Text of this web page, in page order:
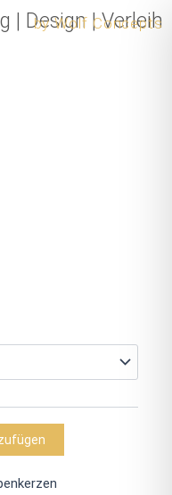
Design| Verleih
by Wolf Concepts